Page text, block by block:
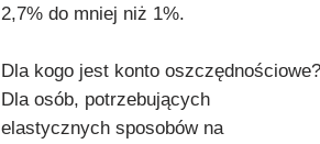
2,7% do mniej niż 1%.
Dla kogo jest konto oszczędnościowe?
Dla osób, potrzebujących
elastycznych sposobów na